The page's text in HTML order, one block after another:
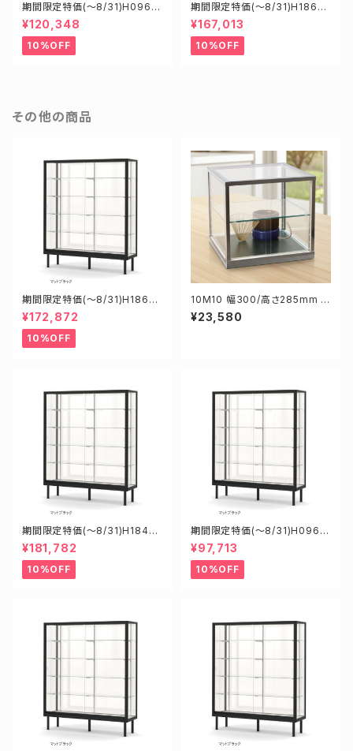
期間限定特価(～8/31)H0960
8S W900D600H1800mm
新型業務用ガラスケース ショー
ケース
¥120,348
10%OFF
期間限定特価(～8/31)H18605
S W1800D600H1500mm 新
型業務用ガラスケース ショーケ
ース
¥167,013
10%OFF
その他の商品
期間限定特価(～8/31)H18605
B W1800D600H1500mm 新
型業務用ガラスケース ショーケ
ース
¥172,872
10%OFF
10M10 幅300/高さ285mm 業
務用 ガラスケース ショーケース
コレクションケース ディスプレイ
¥23,580
期間限定特価(～8/31)H18458
B W1800D450H1800mm 新
型業務用ガラスケース ショーケ
ース
¥181,782
10%OFF
期間限定特価(～8/31)H0960
2B W900D600H1200mm 新
型業務用ガラスケース ショーケ
ース
¥97,713
10%OFF